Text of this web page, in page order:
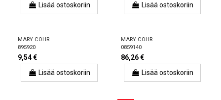
Lisää ostoskoriin
Lisää ostoskoriin
MARY COHR
895920
9,54 €
Lisää ostoskoriin
MARY COHR
0859140
86,26 €
Lisää ostoskoriin